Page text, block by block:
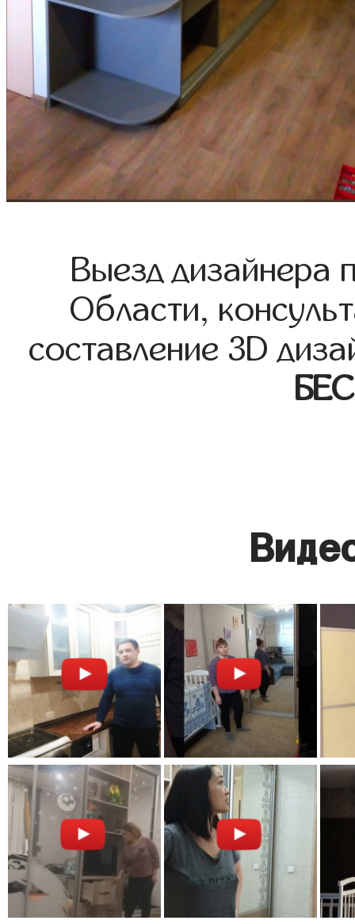
Выезд дизайнера
Области,
составление 3D